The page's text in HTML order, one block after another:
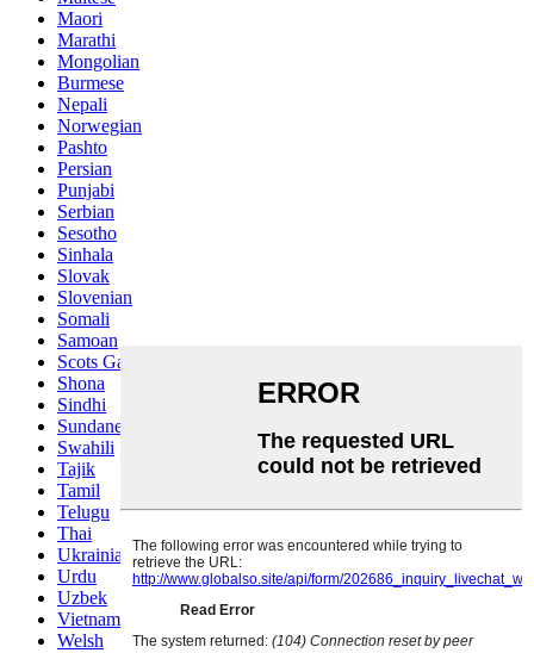
Maori
Marathi
Mongolian
Burmese
Nepali
Norwegian
Pashto
Persian
Punjabi
Serbian
Sesotho
Sinhala
Slovak
Slovenian
Somali
Samoan
Scots Gaelic
Shona
Sindhi
Sundanese
Swahili
Tajik
Tamil
Telugu
Thai
Ukrainian
Urdu
Uzbek
Vietnamese
Welsh